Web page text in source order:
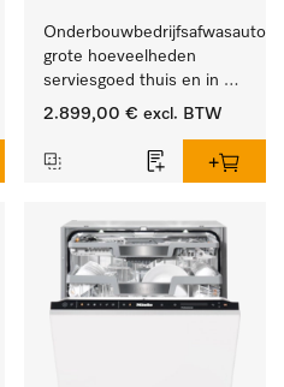
grote hoeveelheden
serviesgoed thuis en in
bedrijfs- of spoelkeukens.
2.899,00 € excl. BTW